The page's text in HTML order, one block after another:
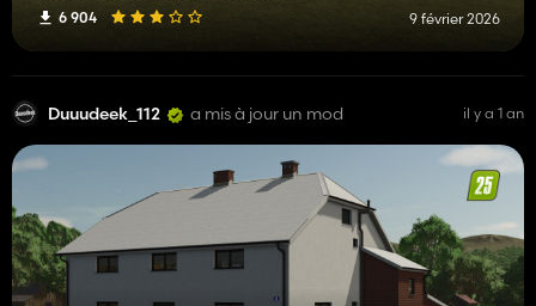
6 904 9 février 2026
Duuudeek_112 a mis à jour un mod il y a 1 an